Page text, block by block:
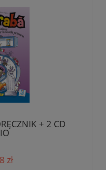
+ 2 CD
zł